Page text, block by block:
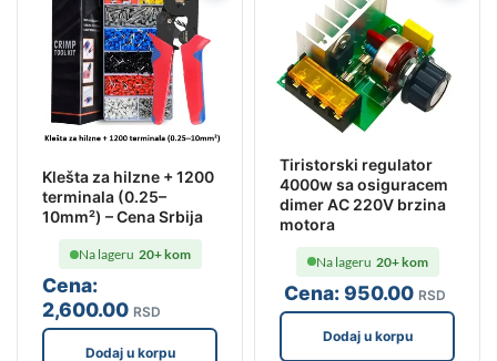
Klešta za hilzne + 1200
terminala (0.25–
10mm²) – Cena Srbija
Cena:
2,600.00 RSD
Na lageru 20+ kom
Dodaj u korpu
Tiristorski regulator
4000w sa osiguracem
dimer AC 220V brzina
motora
Cena:950.00 RSD
Na lageru 20+ kom
Dodaj u korpu